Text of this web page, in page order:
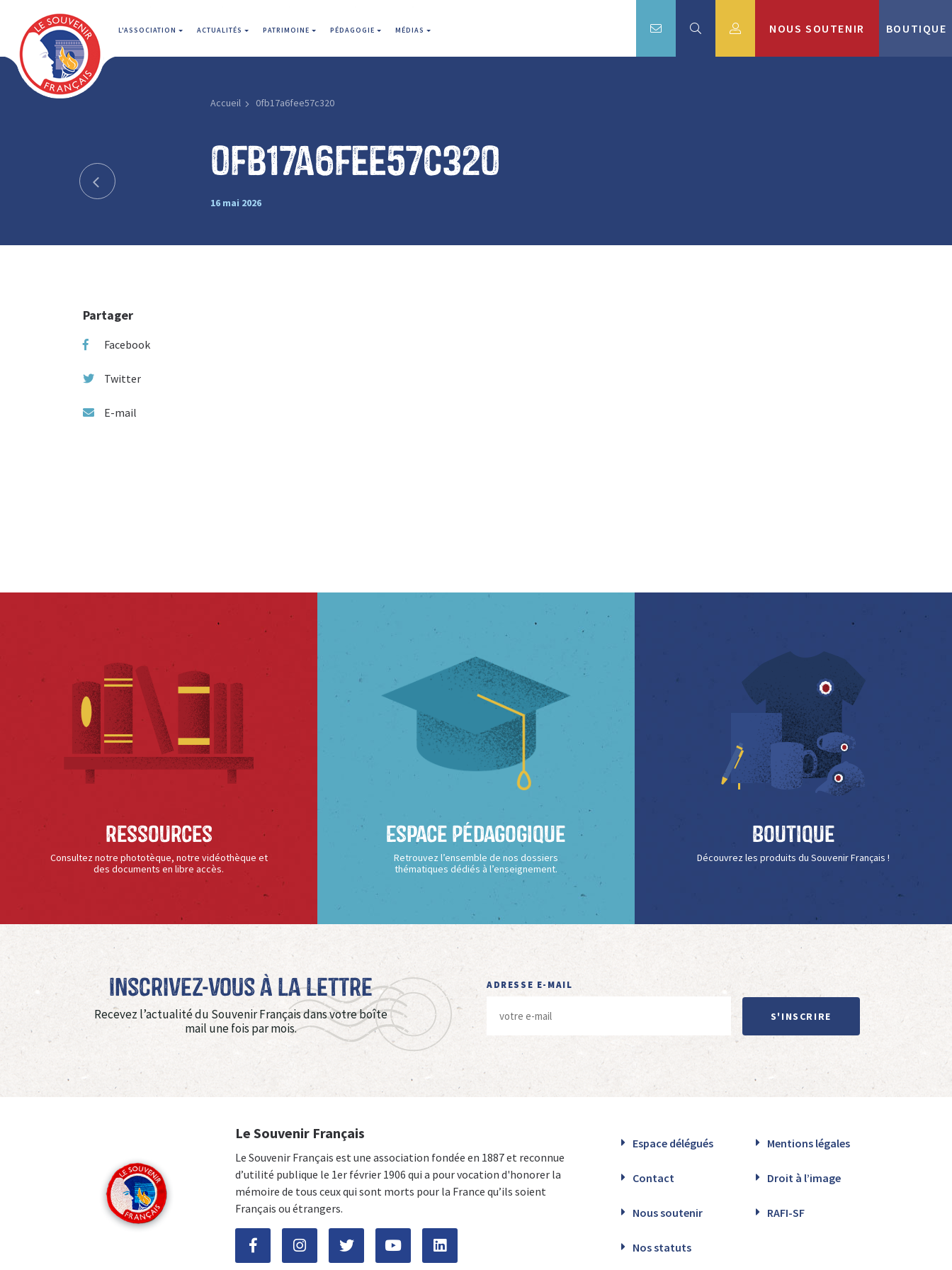
L'ASSOCIATION ACTUALITÉS PATRIMOINE PÉDAGOGIE MÉDIAS NOUS SOUTENIR BOUTIQUE
Accueil 0fb17a6fee57c320
0fb17a6fee57c320
16 mai 2026
Partager
Facebook
Twitter
E-mail
Ressources
Consultez notre phototèque, notre vidéothèque et
des documents en libre accès.
Espace Pédagogique
Retrouvez l’ensemble de nos dossiers
thématiques dédiés à l’enseignement.
Boutique
Découvrez les produits du Souvenir Français !
Inscrivez-vous à La Lettre
Recevez l’actualité du Souvenir Français dans votre boîte
mail une fois par mois.
ADRESSE E-MAIL
S'INSCRIRE
Le Souvenir Français
Le Souvenir Français est une association fondée en 1887 et reconnue
d’utilité publique le 1er février 1906 qui a pour vocation d'honorer la
mémoire de tous ceux qui sont morts pour la France qu’ils soient
Français ou étrangers.
Espace délégués Mentions légales
Contact Droit à l’image
Nous soutenir RAFI-SF
Nos statuts